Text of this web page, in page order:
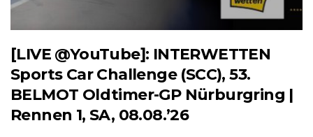
[LIVE @YouTube]: INTERWETTEN
Sports Car Challenge (SCC), 53.
BELMOT Oldtimer-GP Nürburgring |
Rennen 1, SA, 08.08.’26